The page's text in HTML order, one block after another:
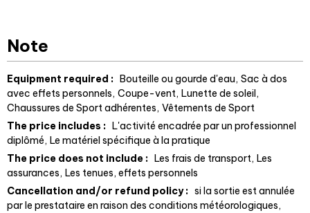
Note
Equipment required : Bouteille ou gourde d'eau Sac à dos
avec effets personnels Coupe-vent Lunette de soleil
Chaussures de Sport adhérentes Vêtements de Sport
The price includes : L'activité encadrée par un professionnel
diplômé Le matériel spécifique à la pratique
The price does not include : Les frais de transport Les
assurances Les tenues, effets personnels
Cancellation and/or refund policy : si la sortie est annulée
par le prestataire en raison des conditions météorologiques